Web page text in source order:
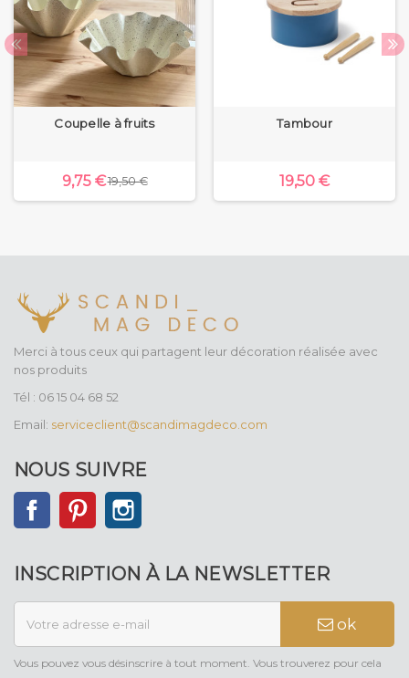
Coupelle à fruits
9,75 €19,50 €
Tambour
19,50 €
Merci à tous ceux qui partagent leur décoration réalisée avec
nos produits
Tél : 06 15 04 68 52
Email: serviceclient@scandimagdeco.com
NOUS SUIVRE
FacebookPinterest
INSCRIPTION À LA NEWSLETTER
ok
Vous pouvez vous désinscrire à tout moment. Vous trouverez pour cela